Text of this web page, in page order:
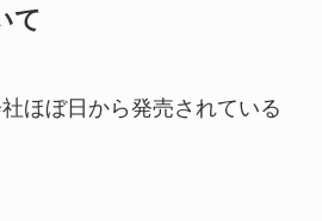
て
ほぼ日から発売されている